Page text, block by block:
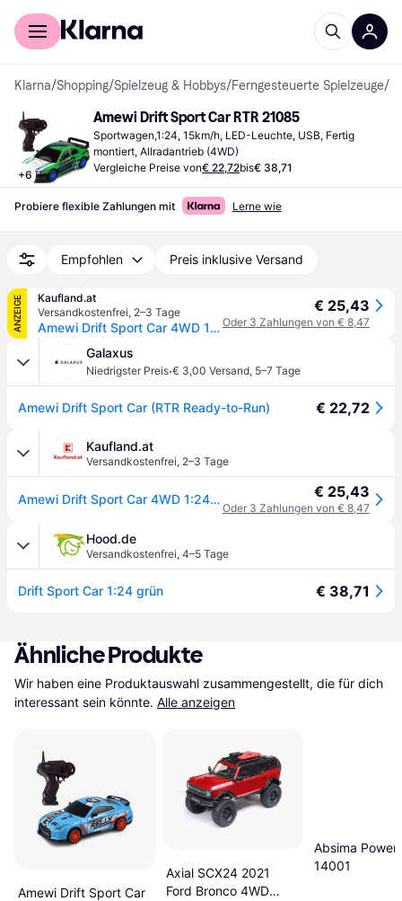
Für Shopper
Klarna/Shopping/Spielzeug & Hobbys/Ferngesteuerte Spielzeuge/
+6
Amewi Drift Sport Car RTR 21085
Sportwagen,1:24, 15km/h, LED-Leuchte, USB, Fertig
montiert, Allradantrieb (4WD)
Vergleiche Preise von€ 22,72bis€ 38,71
Probiere flexible Zahlungen mit Lerne wie
Empfohlen Preis inklusive Versand
ANZEIGE
Kaufland.at
Versandkostenfrei, 2–3 Tage
Amewi Drift Sport Car 4WD 1:24 RTR grün, Artikel 21085
€ 25,43
Oder 3 Zahlungen von € 8,47
Galaxus
Niedrigster Preis·€ 3,00 Versand, 5–7 Tage
Amewi Drift Sport Car (RTR Ready-to-Run) € 22,72
Kaufland.at
Versandkostenfrei, 2–3 Tage
Amewi Drift Sport Car 4WD 1:24 RTR grün, Artikel 21085 € 25,43
Oder 3 Zahlungen von € 8,47
Hood.de
Versandkostenfrei, 4–5 Tage
Drift Sport Car 1:24 grün € 38,71
Ähnliche Produkte
Wir haben eine Produktauswahl zusammengestellt, die für dich
interessant sein könnte. Alle anzeigen
Amewi Drift Sport Car
Axial SCX24 2021
Ford Bronco 4WD
Absima Power
14001